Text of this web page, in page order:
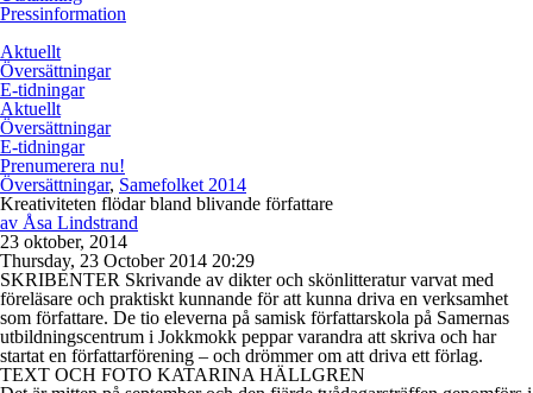
Pressinformation
Aktuellt
Översättningar
E-tidningar
Aktuellt
Översättningar
E-tidningar
Prenumerera nu!
Översättningar, Samefolket 2014
Kreativiteten flödar bland blivande författare
av Åsa Lindstrand
23 oktober, 2014
Thursday, 23 October 2014 20:29
SKRIBENTER Skrivande av dikter och skönlitteratur varvat med
föreläsare och praktiskt kunnande för att kunna driva en verksamhet
som författare. De tio eleverna på samisk författarskola på Samernas
utbildningscentrum i Jokkmokk peppar varandra att skriva och har
startat en författarförening – och drömmer om att driva ett förlag.
TEXT OCH FOTO KATARINA HÄLLGREN